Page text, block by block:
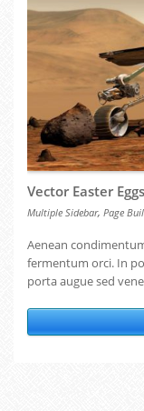
Vector Easter
Multiple Sidebar, Page
Aenean
fermentum orci. In
porta augue sed